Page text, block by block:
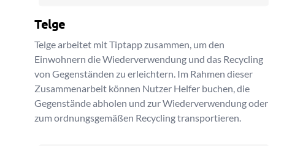
Telge
Telge arbeitet mit Tiptapp zusammen, um den
Einwohnern die Wiederverwendung und das Recycling
von Gegenständen zu erleichtern. Im Rahmen dieser
Zusammenarbeit können Nutzer Helfer buchen, die
Gegenstände abholen und zur Wiederverwendung oder
zum ordnungsgemäßen Recycling transportieren.